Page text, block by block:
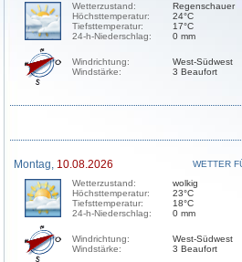
Wetterzustand:
Höchsttemperatur:
Tiefsttemperatur:
24-h-Niederschlag:
Regenschauer
24°C
17°C
0 mm
Windrichtung:
Windstärke:
West-Südwest
3 Beaufort
Montag, 10.08.2026
WETTER
Wetterzustand:
Höchsttemperatur:
Tiefsttemperatur:
24-h-Niederschlag:
wolkig
23°C
18°C
0 mm
Windrichtung:
Windstärke:
West-Südwest
3 Beaufort